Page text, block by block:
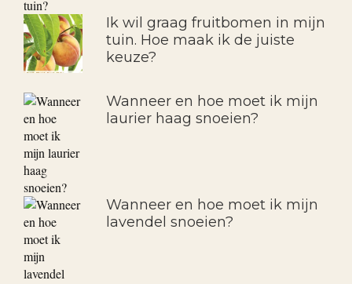
Ik wil graag fruitbomen in mijn
tuin. Hoe maak ik de juiste
keuze?
Wanneer en hoe moet ik mijn
laurier haag snoeien?
Wanneer en hoe moet ik mijn
lavendel snoeien?